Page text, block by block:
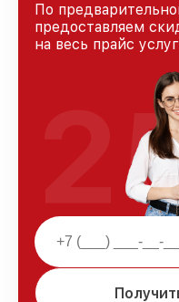
По
предоставляем
на весь прайс